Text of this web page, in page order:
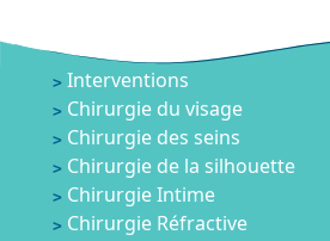
Interventions
Chirurgie du visage
Chirurgie des seins
Chirurgie de la silhouette
Chirurgie Intime
Chirurgie Réfractive